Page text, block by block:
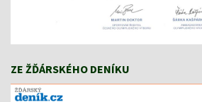
ZE ŽĎÁRSKÉHO DENÍKU